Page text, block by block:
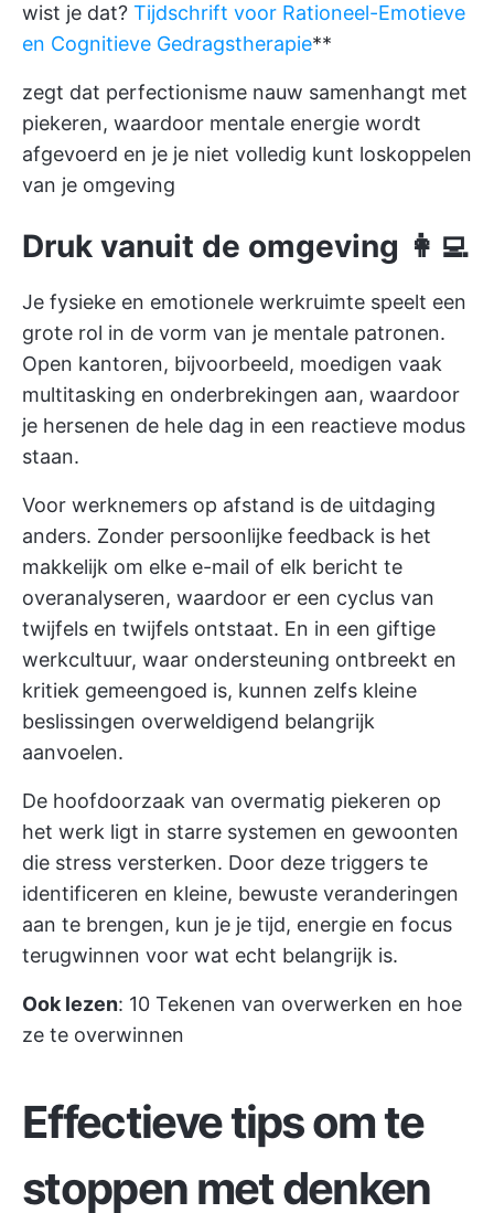
wist je dat? Tijdschrift voor Rationeel-Emotieve
en Cognitieve Gedragstherapie**
zegt dat perfectionisme nauw samenhangt met
piekeren, waardoor mentale energie wordt
afgevoerd en je je niet volledig kunt loskoppelen
van je omgeving
Druk vanuit de omgeving 👩‍💻
Je fysieke en emotionele werkruimte speelt een
grote rol in de vorm van je mentale patronen.
Open kantoren, bijvoorbeeld, moedigen vaak
multitasking en onderbrekingen aan, waardoor
je hersenen de hele dag in een reactieve modus
staan.
Voor werknemers op afstand is de uitdaging
anders. Zonder persoonlijke feedback is het
makkelijk om elke e-mail of elk bericht te
overanalyseren, waardoor er een cyclus van
twijfels en twijfels ontstaat. En in een giftige
werkcultuur, waar ondersteuning ontbreekt en
kritiek gemeengoed is, kunnen zelfs kleine
beslissingen overweldigend belangrijk
aanvoelen.
De hoofdoorzaak van overmatig piekeren op
het werk ligt in starre systemen en gewoonten
die stress versterken. Door deze triggers te
identificeren en kleine, bewuste veranderingen
aan te brengen, kun je je tijd, energie en focus
terugwinnen voor wat echt belangrijk is.
Ook lezen: 10 Tekenen van overwerken en hoe
ze te overwinnen
Effectieve tips om te
stoppen met denken